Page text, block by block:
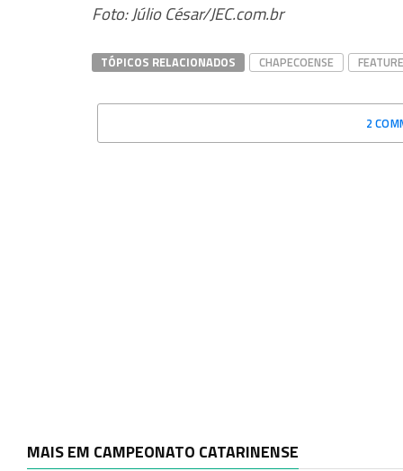
Foto: Júlio César/JEC.com.br
TÓPICOS RELACIONADOS CHAPECOENSE
2
MAIS EM CAMPEONATO CATARINENSE